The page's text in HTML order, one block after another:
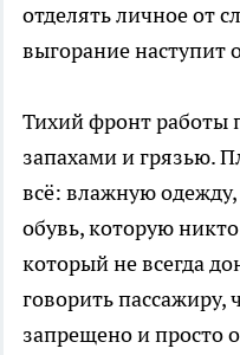
отделять личное от
выгорание наступит
Тихий фронт работы
запахами и грязью.
всё: влажную
обувь, которую
который не всегда
говорить пассажиру,
запрещено и просто